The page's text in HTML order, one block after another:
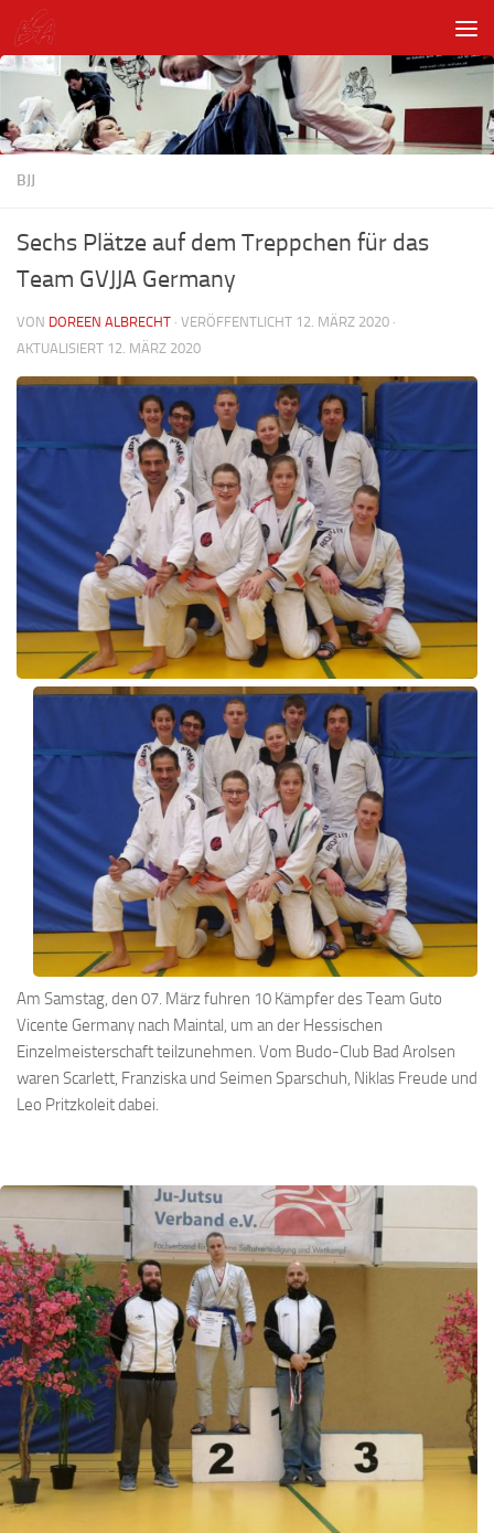
Unter dem Inhalt
BJJ
Sechs Plätze auf dem Treppchen für das
Team GVJJA Germany
VON DOREEN ALBRECHT · VERÖFFENTLICHT 12. MÄRZ 2020 ·
AKTUALISIERT 12. MÄRZ 2020
Am Samstag, den 07. März fuhren 10 Kämpfer des Team Guto
Vicente Germany nach Maintal, um an der Hessischen
Einzelmeisterschaft teilzunehmen. Vom Budo-Club Bad Arolsen
waren Scarlett, Franziska und Seimen Sparschuh, Niklas Freude und
Leo Pritzkoleit dabei.